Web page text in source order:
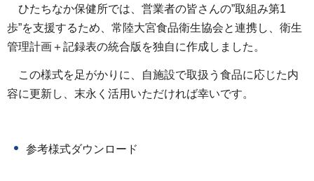
ひたちなか保健所では、営業者の皆さんの”取組み第1
歩”を支援するため、常陸大宮食品衛生協会と連携し、衛生
管理計画＋記録表の統合版を独自に作成しました。
この様式を足がかりに、自施設で取扱う食品に応じた内
容に更新し、末永く活用いただければ幸いです。
参考様式ダウンロード